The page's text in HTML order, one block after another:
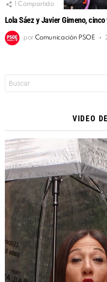
Compartido
Lola Sáez y Javier Gimeno,
por Comunicación PSOE
VIDEO
Reproductor
de
vídeo